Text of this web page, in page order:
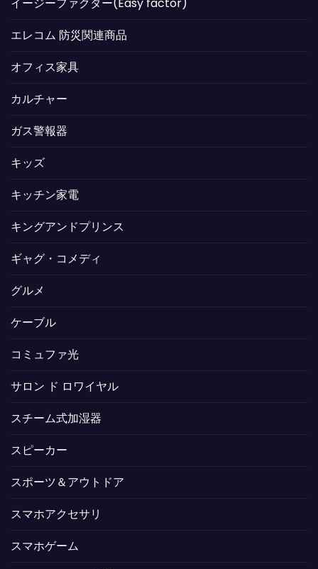
エレコム 防災関連商品
オフィス家具
カルチャー
ガス警報器
キッズ
キッチン家電
キングアンドプリンス
ギャグ・コメディ
グルメ
ケーブル
コミュファ光
サロン ド ロワイヤル
スチーム式加湿器
スピーカー
スポーツ＆アウトドア
スマホアクセサリ
スマホゲーム